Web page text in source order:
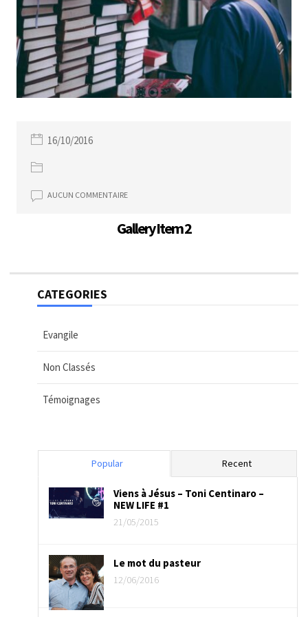
16/10/2016
AUCUN COMMENTAIRE
Gallery Item 2
CATEGORIES
Evangile
Non Classés
Témoignages
Popular Recent
Viens à Jésus – Toni Centinaro –
NEW LIFE #1
21/05/2015
Le mot du pasteur
12/06/2016